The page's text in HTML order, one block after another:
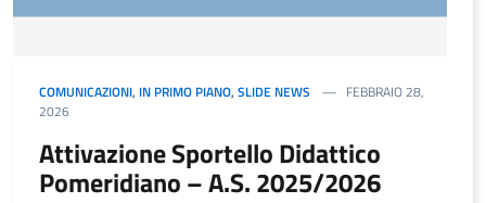
COMUNICAZIONI, IN PRIMO PIANO, SLIDE NEWS
FEBBRAIO 28,
2026
Attivazione Sportello Didattico
Pomeridiano – A.S. 2025/2026